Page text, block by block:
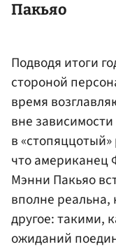
Пакьяо
Подводя итоги
стороной
время
вне
в
что
Мэнни Пакьяо
вполне реальна,
другое: такими,
ожиданий